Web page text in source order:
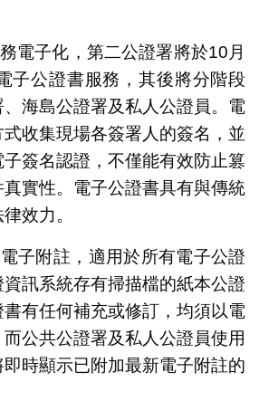
電子化，第二公證署將於10月
子公證書服務，其後將分階段
海島公證署及私人公證員。電
收集現場各簽署人的簽名，並
簽名認證，不僅能有效防止篡
實性。電子公證書具有與傳統
效力。
子附註，適用於所有電子公證
訊系統存有掃描檔的紙本公證
有任何補充或修訂，均須以電
公共公證署及私人公證員使用
時顯示已附加最新電子附註的